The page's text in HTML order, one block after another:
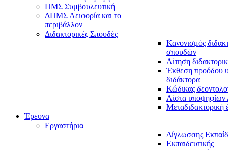
ΠΜΣ Συμβουλευτική
ΔΠΜΣ Αειφορία και το
περιβάλλον
Διδακτορικές Σπουδές
Κανονισμός
σπουδών
Αίτηση
Έκθεση προόδου
διδάκτορα
Κώδικας
Λίστα υποψηφίων
Μεταδιδακτορική
Έρευνα
Εργαστήρια
Δίγλωσσης
Εκπαιδευτικής